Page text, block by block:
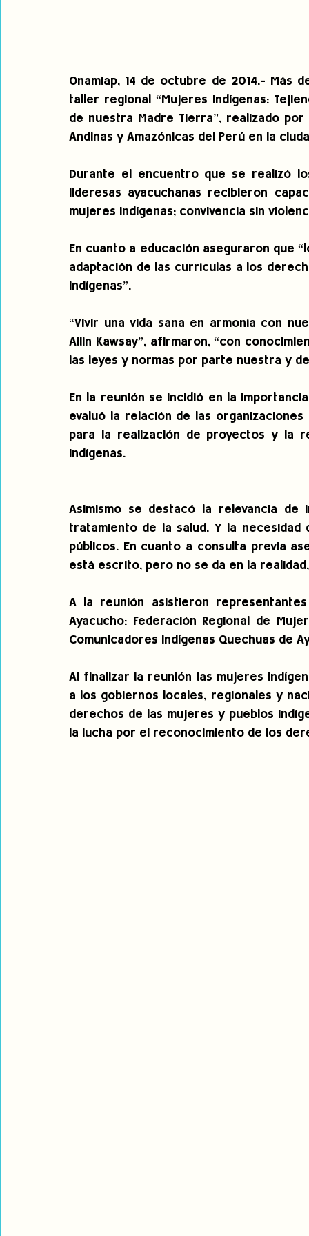
Onamiap, 14 de octubre de 2014.- Más
taller regional “Mujeres Indígenas:
de nuestra Madre Tierra”, realizado por
Andinas y Amazónicas del Perú en la
Durante el encuentro que se realizó
lideresas ayacuchanas recibieron
mujeres indígenas; convivencia sin
En cuanto a educación aseguraron que
adaptación de las currículas a los
indígenas”.
“Vivir una vida sana en armonía con
Allin Kawsay”, afirmaron, “con
las leyes y normas por parte nuestra y
En la reunión se incidió en la
evaluó la relación de las
para la realización de proyectos y la
indígenas.
Asimismo se destacó la relevancia
tratamiento de la salud. Y la
públicos. En cuanto a consulta previa
está escrito, pero no se da en la
A la reunión asistieron
Ayacucho: Federación Regional de
Comunicadores Indígenas Quechuas de
Al finalizar la reunión las mujeres
a los gobiernos locales, regionales y
derechos de las mujeres y pueblos
la lucha por el reconocimiento de los